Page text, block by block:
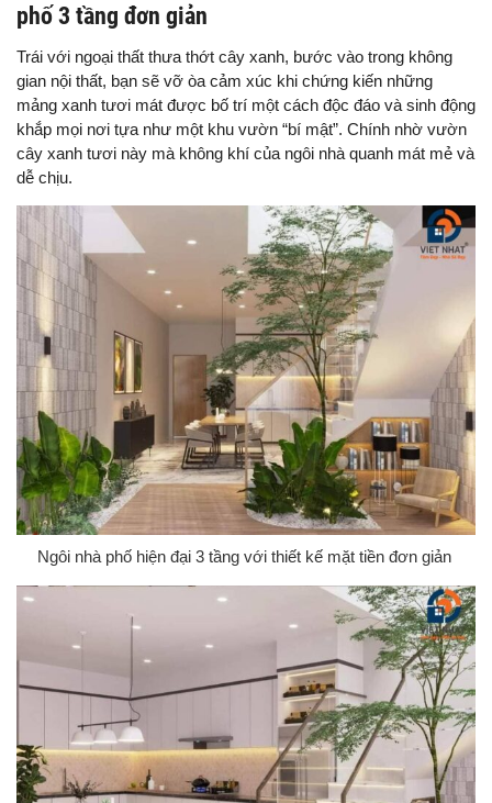
phố 3 tầng đơn giản
Trái với ngoại thất thưa thớt cây xanh, bước vào trong không
gian nội thất, bạn sẽ vỡ òa cảm xúc khi chứng kiến những
mảng xanh tươi mát được bố trí một cách độc đáo và sinh động
khắp mọi nơi tựa như một khu vườn “bí mật”. Chính nhờ vườn
cây xanh tươi này mà không khí của ngôi nhà quanh mát mẻ và
dễ chịu.
Ngôi nhà phố hiện đại 3 tầng với thiết kế mặt tiền đơn giản